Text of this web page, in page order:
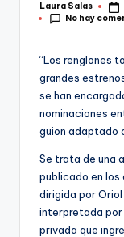
Publicado
por
Laura Salas
No hay
“Los renglones
grandes
se han
nominaciones
guion adaptado
Se trata de una
publicado en los
dirigida por Oriol
interpretada por
privada que